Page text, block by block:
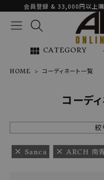
会員登録 & 33,000円以上購
view_module CATEGORY
NEW ARRIVAL
ARCH EXCLUSIVE
BRAND
HOME コーディネート一覧
コーデ
絞
Sanca ARCH 南